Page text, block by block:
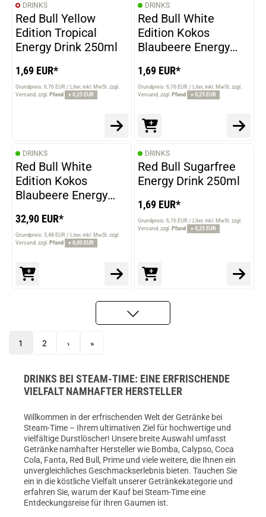
DRINKS
Red Bull Yellow
Edition Tropical
Energy Drink 250ml
1,69 EUR*
Grundpreis: 6,76 EUR / Liter inkl. MwSt. zzgl.
Versand zzgl. Pfand + 0,25 EUR
DRINKS
Red Bull White
Edition Kokos
Blaubeere Energy
1,69 EUR*
Grundpreis: 6,76 EUR / Liter inkl. MwSt. zzgl.
Versand zzgl. Pfand + 0,25 EUR
DRINKS
Red Bull White
Edition Kokos
Blaubeere Energy
32,90 EUR*
Grundpreis: 5,48 EUR / Liter inkl. MwSt. zzgl.
Versand zzgl. Pfand + 6,00 EUR
DRINKS
Red Bull Sugarfree
Energy Drink 250ml
1,69 EUR*
Grundpreis: 6,76 EUR / Liter inkl. MwSt. zzgl.
Versand zzgl. Pfand + 0,25 EUR
1 2 › »
DRINKS BEI STEAM-TIME: EINE ERFRISCHENDE
VIELFALT NAMHAFTER HERSTELLER
Willkommen in der erfrischenden Welt der Getränke bei
Steam-Time – Ihrem ultimativen Ziel für hochwertige und
vielfältige Durstlöscher! Unsere breite Auswahl umfasst
Getränke namhafter Hersteller wie Bomba, Calypso, Coca
Cola, Fanta, Red Bull, Prime und viele weitere, die Ihnen ein
unvergleichliches Geschmackserlebnis bieten. Tauchen Sie
ein in die köstliche Vielfalt unserer Getränkekategorie und
erfahren Sie, warum der Kauf bei Steam-Time eine
Entdeckungsreise für Ihren Gaumen ist.